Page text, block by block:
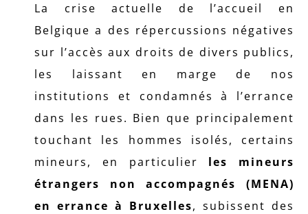
La crise actuelle de l’accueil en
Belgique a des répercussions négatives
sur l’accès aux droits de divers publics,
les laissant en marge de nos
institutions et condamnés à l’errance
dans les rues. Bien que principalement
touchant les hommes isolés, certains
mineurs, en particulier les mineurs
étrangers non accompagnés (MENA)
en errance à Bruxelles, subissent des